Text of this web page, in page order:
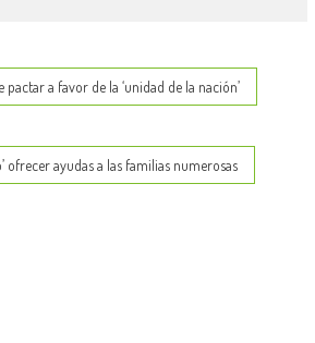
pactar a favor de la ‘unidad de la nación’
ofrecer ayudas a las familias numerosas